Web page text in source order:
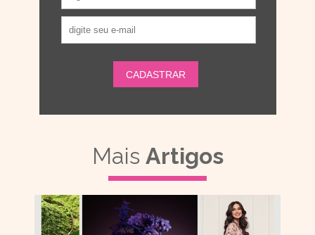
Mais Artigos